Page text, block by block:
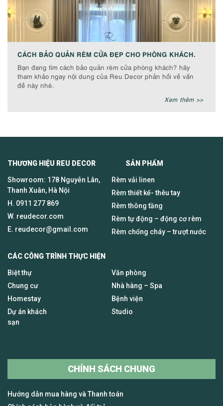
CÁCH BẢO QUẢN RÈM CỬA ĐẸP CHO PHÒNG KHÁCH.
Bạn đang tìm cách bảo quản rèm cửa phòng khách? hãy
tham khảo ngay nội dung của Reu Decor phản hồi về vấn
đề này nhé.
Xem thêm >>
THƯƠNG HIỆU REU DECOR SẢN PHẨM
Showroom: 178 Nguyễn Lân,
Thanh Xuân, Hà Nội
H. 0911 277 869
W. reudecor.com
E. reudecor@gmail.com
Rèm vải linen
Rèm thiết kế- thêu tay
Rèm thông tầng
Rèm tự động – động cơ rèm
Rèm chống cháy – trượt nước
CÁC CÔNG TRÌNH THỰC HIỆN
Biệt thự
Chung cư
Homestay
Dự án khách
sạn
Văn phòng
Nhà hàng – Spa
Bệnh viện
Studio
CHÍNH SÁCH CHUNG
Hướng dẫn mua hàng và Thanh toán